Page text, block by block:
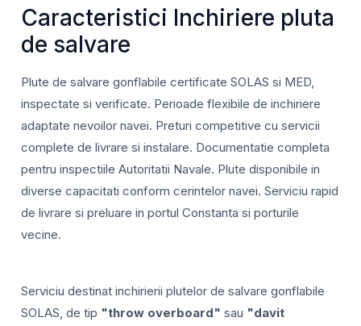
Caracteristici Inchiriere pluta
de salvare
Plute de salvare gonflabile certificate SOLAS si MED,
inspectate si verificate. Perioade flexibile de inchiriere
adaptate nevoilor navei. Preturi competitive cu servicii
complete de livrare si instalare. Documentatie completa
pentru inspectiile Autoritatii Navale. Plute disponibile in
diverse capacitati conform cerintelor navei. Serviciu rapid
de livrare si preluare in portul Constanta si porturile
vecine.
Serviciu destinat inchirierii plutelor de salvare gonflabile
SOLAS, de tip "throw overboard" sau "davit